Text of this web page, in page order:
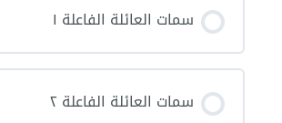
سمات العائلة الفاعلة ١
سمات العائلة الفاعلة ٢